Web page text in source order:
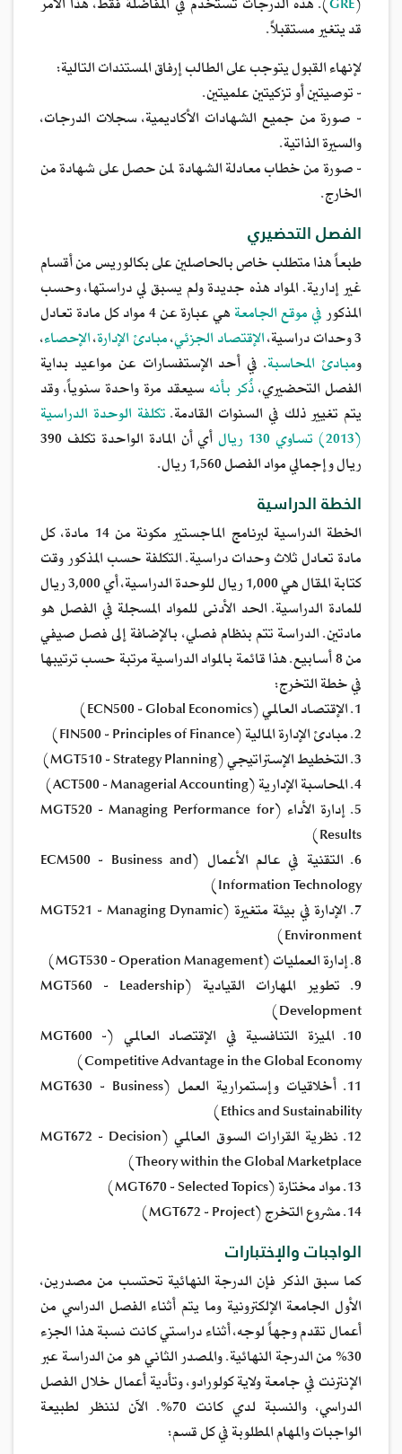
قد يتغير مستقبلاً.
لإنهاء القبول يتوجب على الطالب إرفاق المستندات التالية:
- توصيتين أو تزكيتين علميتين.
- صورة من جميع الشهادات الأكاديمية، سجلات الدرجات،
والسيرة الذاتية.
- صورة من خطاب معادلة الشهادة لمن حصل على شهادة من
الخارج.
الفصل التحضيري
طبعاً هذا متطلب خاص بالحاصلين على بكالوريس من أقسام
غير إدارية. المواد هذه جديدة ولم يسبق لي دراستها، وحسب
المذكورفي موقع الجامعة هي عبارة عن 4 مواد كل مادة تعادل
3 وحدات دراسية، الإقتصاد الجزئي،مبادئ الإدارة،الإحصاء،
ومبادئ المحاسبة. في أحد الإستفسارات عن مواعيد بداية
الفصل التحضيري،ذُكر بأنهسيعقد مرة واحدة سنوياً، وقد
يتم تغيير ذلك في السنوات القادمة.تكلفة الوحدة الدراسية
(2013) تساوي 130 ريال أي أن المادة الواحدة تكلف 390
ريال وإجمالي مواد الفصل 1,560 ريال.
الخطة الدراسية
الخطة الدراسية لبرنامج الماجستير مكونة من 14 مادة، كل
مادة تعادل ثلاث وحدات دراسية. التكلفة حسب المذكور وقت
كتابة المقال هي 1,000 ريال للوحدة الدراسية، أي 3,000 ريال
للمادة الدراسية. الحد الأدنى للمواد المسجلة في الفصل هو
مادتين. الدراسة تتم بنظام فصلي، بالإضافة إلى فصل صيفي
من 8 أسابيع. هذا قائمة بالمواد الدراسية مرتبة حسب ترتيبها
في خطة التخرج:
1. الإقتصاد العالمي (ECN500 - Global Economics)
2. مبادئ الإدارة المالية (FIN500 - Principles of Finance)
3. التخطيط الإستراتيجي (MGT510 - Strategy Planning)
4. المحاسبة الإدارية (ACT500 - Managerial Accounting)
5. إدارة الأداء (MGT520 - Managing Performance for
Results)
6. التقنية في عالم الأعمال (ECM500 - Business and
Information Technology)
7. الإدارة في بيئة متغيرة (MGT521 - Managing Dynamic
Environment)
8. إدارة العمليات (MGT530 - Operation Management)
9. تطوير المهارات القيادية (MGT560 - Leadership
Development)
10. الميزة التنافسية في الإقتصاد العالمي (MGT600 -
Competitive Advantage in the Global Economy)
11. أخلاقيات وإستمرارية العمل (MGT630 - Business
Ethics and Sustainability)
12. نظرية القرارات السوق العالمي (MGT672 - Decision
Theory within the Global Marketplace)
13. مواد مختارة (MGT670 - Selected Topics)
14. مشروع التخرج (MGT672 - Project)
الواجبات والإختبارات
كما سبق الذكر فإن الدرجة النهائية تحتسب من مصدرين،
الأول الجامعة الإلكترونية وما يتم أثناء الفصل الدراسي من
أعمال تقدم وجهاً لوجه، أثناء دراستي كانت نسبة هذا الجزء
30% من الدرجة النهائية. والمصدر الثاني هو من الدراسة عبر
الإنترنت في جامعة ولاية كولورادو، وتأدية أعمال خلال الفصل
الدراسي، والنسبة لدي كانت 70%. الآن لننظر لطبيعة
الواجبات والمهام المطلوبة في كل قسم: